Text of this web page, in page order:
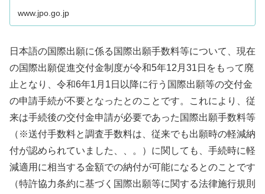
www.jpo.go.jp
日本語の国際出願に係る国際出願手数料等について、現在
の国際出願促進交付金制度が令和5年12月31日をもって廃
止となり、令和6年1月1日以降に行う国際出願等の交付金
の申請手続が不要となったとのことです。これにより、従
来は手続後の交付金申請が必要であった国際出願手数料等
（※送付手数料と調査手数料は、従来でも出願時の軽減納
付が認められていました、、。）に関しても、手続時に軽
減適用に相当する金額での納付が可能になるとのことです
（特許協力条約に基づく国際出願等に関する法律施行規則